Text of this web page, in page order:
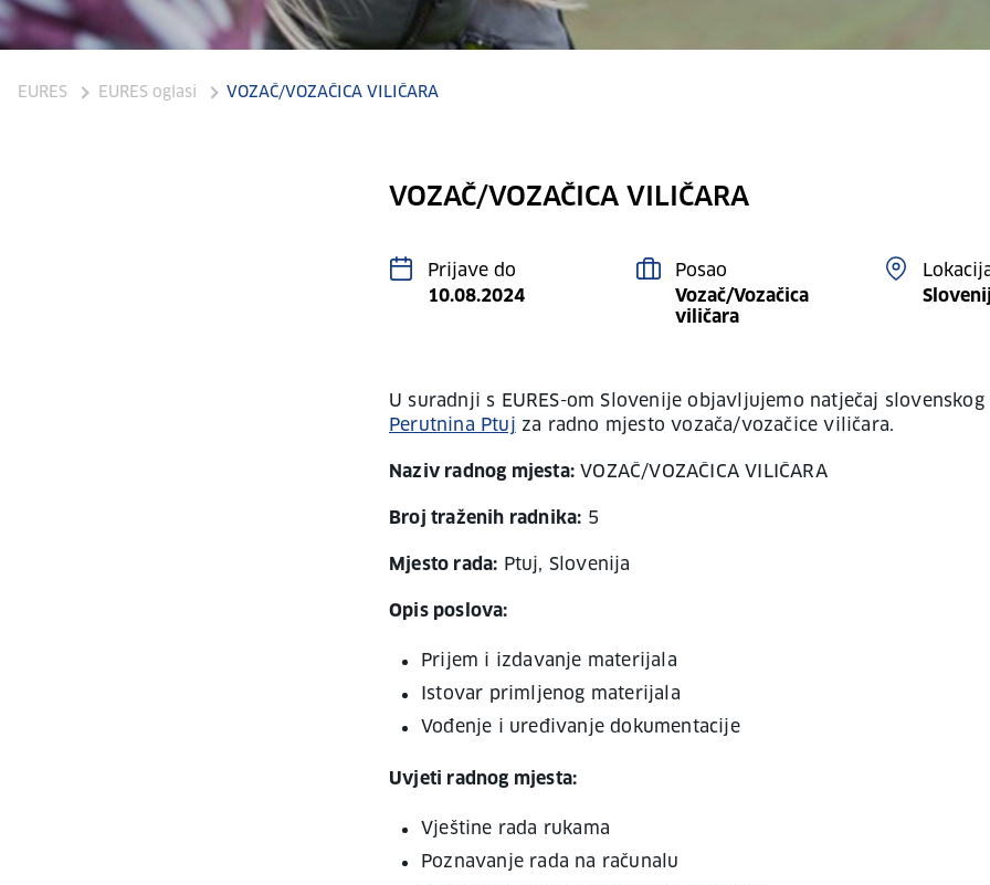
EURES EURES oglasi VOZAČ/VOZAČICA VILIČARA
VOZAČ/VOZAČICA VILIČARA
Prijave do
10.08.2024
Posao
Vozač/Vozačica
viličara
U suradnji s EURES-om Slovenije objavljujemo natječaj slovenskog
Perutnina Ptuj za radno mjesto vozača/vozačice viličara.
Naziv radnog mjesta: VOZAČ/VOZAČICA VILIČARA
Broj traženih radnika: 5
Mjesto rada: Ptuj, Slovenija
Opis poslova:
Prijem i izdavanje materijala
Istovar primljenog materijala
Vođenje i uređivanje dokumentacije
Uvjeti radnog mjesta:
Vještine rada rukama
Poznavanje rada na računalu